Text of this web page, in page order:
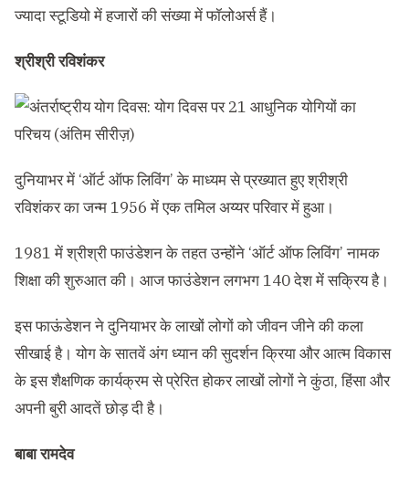
ज्यादा स्टूडियो में हजारों की संख्या में फॉलोअर्स हैं।
श्रीश्री रविशंकर
दुनियाभर में ‘ऑर्ट ऑफ लिविंग’ के माध्यम से प्रख्यात हुए श्रीश्री
रविशंकर का जन्म 1956 में एक तमिल अय्यर परिवार में हुआ।
1981 में श्रीश्री फाउंडेशन के तहत उन्होंने ‘ऑर्ट ऑफ लिविंग’ नामक
शिक्षा की शुरुआत की। आज फाउंडेशन लगभग 140 देश में सक्रिय है।
इस फाऊंडेशन ने दुनियाभर के लाखों लोगों को जीवन जीने की कला
सीखाई है। योग के सातवें अंग ध्यान की सुदर्शन क्रिया और आत्म विकास
के इस शैक्षणिक कार्यक्रम से प्रेरित होकर लाखों लोगों ने कुंठा, हिंसा और
अपनी बुरी आदतें छोड़ दी है।
बाबा रामदेव